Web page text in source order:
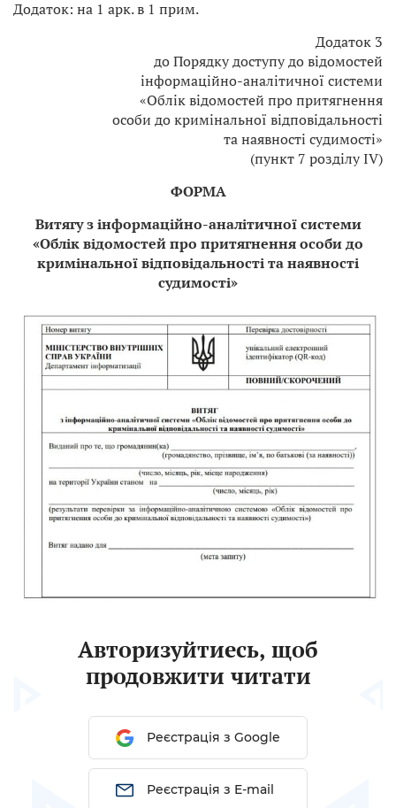
Додаток: на 1 арк. в 1 прим.
Додаток 3
до Порядку доступу до відомостей
інформаційно-аналітичної системи
«Облік відомостей про притягнення
особи до кримінальної відповідальності
та наявності судимості»
(пункт 7 розділу ІV)
ФОРМА
Витягу з інформаційно-аналітичної системи
«Облік відомостей про притягнення особи до
кримінальної відповідальності та наявності
судимості»
Авторизуйтиесь, щоб
продовжити читати
Реєстрація з Google
Реєстрація з E-mail